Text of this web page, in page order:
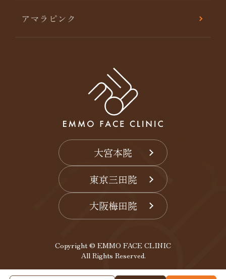
アマラピンク
大宮本院
東京三田院
大阪梅田院
Copyright © EMMO FACE CLINIC
All Rights Reserved.